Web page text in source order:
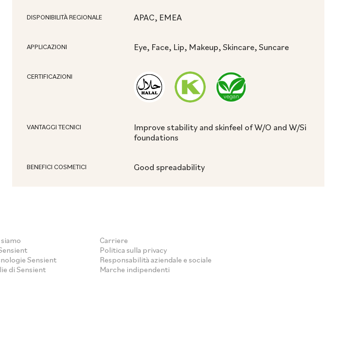
DISPONIBILITÀ REGIONALE APAC, EMEA
APPLICAZIONI Eye, Face, Lip, Makeup, Skincare, Suncare
CERTIFICAZIONI
VANTAGGI TECNICI
Improve stability and skinfeel of W/O and W/Si
foundations
BENEFICI COSMETICI Good spreadability
Sensient
di Sensient
Carriere
Politica sulla privacy
Responsabilità aziendale e sociale
Marche indipendenti